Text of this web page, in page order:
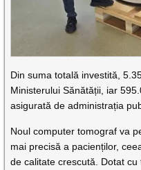
Din suma totală investită,
Ministerului Sănătății, iar
asigurată de administrația
Noul computer tomograf va
mai precisă a pacienților,
de calitate crescută. Dotat cu